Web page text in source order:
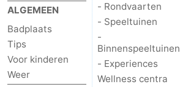
ALGEMEEN
Badplaats
Tips
Voor kinderen
Weer
- Rondvaarten
- Speeltuinen
-
Binnenspeeltuinen
- Experiences
Wellness centra